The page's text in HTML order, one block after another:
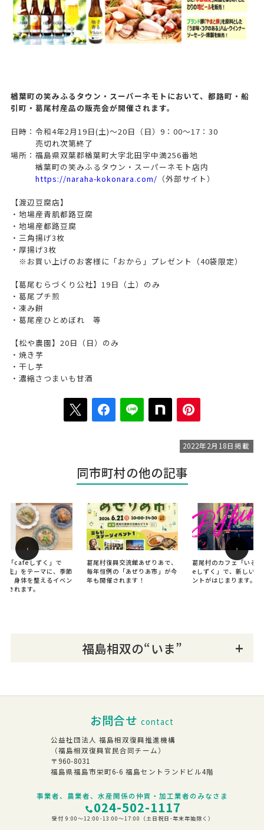
楢葉町の笑みふるタウン・スーパーネモトにおいて、都路町・船
引町・葛尾村産品の販売会が開催されます。
日時：令和4年2月19日(土)～20日（日）9：00～17：30
売切れ次第終了
場所：福島県双葉郡楢葉町大字北田字中満256番地
楢葉町の笑みふるタウン・スーパーネモト店内
https://naraha-kokonara.com/ （外部サイト）
【渡辺豆腐店】
・地場産青肌都路豆腐
・地場産都路豆腐
・三角揚げ3枚
・厚揚げ3枚
※お買い上げのお客様に「おから」プレゼント（40袋限定）
【葛尾むらづくり公社】19日（土）のみ
・葛尾プチ煎
・凍み餅
・葛尾産ひとめぼれ 等
【松や農園】20日（日）のみ
・焼き芋
・干し芋
・濃縮さつまいも甘酒
2022年2月18日掲載
同市町村の他の記事
の「cafeしずく」で
生」をテーマに、季節
、身体を整えるイベン
されます。
葛尾村復興交流館あぜりあで、
毎年恒例の「あぜりあ市」が今
年も開催されます！
葛尾村のカフェ「いる
eしずく」で、新しい月
ントがはじまります。
‹ ›
福島相双の“いま”
お問合せ contact
公益社団法人 福島相双復興推進機構
（福島相双復興官民合同チーム）
〒960-8031
福島県福島市栄町6-6 福島セントランドビル4階
事業者、農業者、水産関係の仲買・加工業者のみなさま
024-502-1117
受付 9:00～12:00･13:00～17:00（土日祝日･年末年始除く）